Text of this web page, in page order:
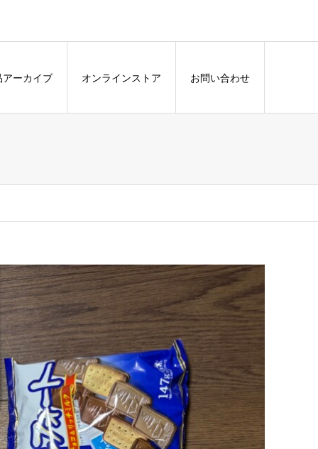
アーカイブ オンラインストア お問い合わせ